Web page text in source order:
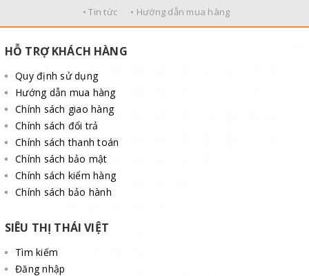
• Tin tức • Hướng dẫn mua hàng
HỖ TRỢ KHÁCH HÀNG
Quy định sử dụng
Hướng dẫn mua hàng
Chính sách giao hàng
Chính sách đổi trả
Chính sách thanh toán
Chính sách bảo mật
Chính sách kiểm hàng
Chính sách bảo hành
SIÊU THỊ THÁI VIỆT
Tìm kiếm
Đăng nhập